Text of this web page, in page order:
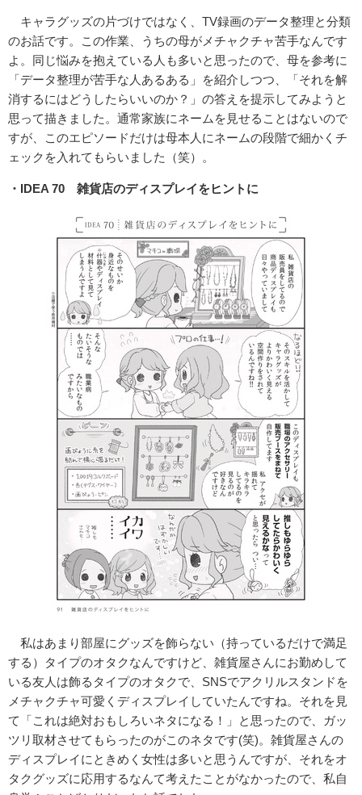
キャラグッズの片づけではなく、TV録画のデータ整理と分類
のお話です。この作業、うちの母がメチャクチャ苦手なんです
よ。同じ悩みを抱えている人も多いと思ったので、母を参考に
「データ整理が苦手な人あるある」を紹介しつつ、「それを解
消するにはどうしたらいいのか？」の答えを提示してみようと
思って描きました。通常家族にネームを見せることはないので
すが、このエピソードだけは母本人にネームの段階で細かくチ
ェックを入れてもらいました（笑）。
・IDEA 70 雑貨店のディスプレイをヒントに
私はあまり部屋にグッズを飾らない（持っているだけで満足
する）タイプのオタクなんですけど、雑貨屋さんにお勤めして
いる友人は飾るタイプのオタクで、SNSでアクリルスタンドを
メチャクチャ可愛くディスプレイしていたんですね。それを見
て「これは絶対おもしろいネタになる！」と思ったので、ガッ
ツリ取材させてもらったのがこのネタです(笑)。雑貨屋さんの
ディスプレイにときめく女性は多いと思うんですが、それをオ
タクグッズに応用するなんて考えたことがなかったので、私自